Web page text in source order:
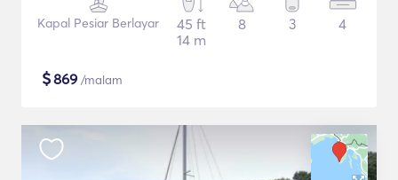
Kapal Pesiar Berlayar
45 ft
14 m
8 3 4
$869 /malam